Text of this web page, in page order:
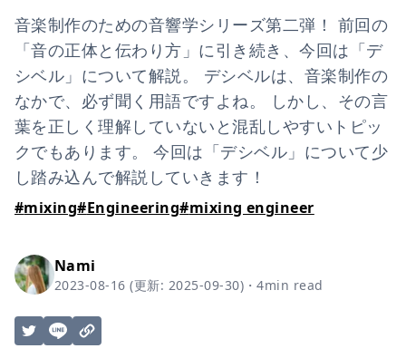
音楽制作のための音響学シリーズ第二弾！ 前回の
「音の正体と伝わり方」に引き続き、今回は「デ
シベル」について解説。 デシベルは、音楽制作の
なかで、必ず聞く用語ですよね。 しかし、その言
葉を正しく理解していないと混乱しやすいトピッ
クでもあります。 今回は「デシベル」について少
し踏み込んで解説していきます！
#mixing#Engineering#mixing engineer
Nami
2023-08-16 (更新: 2025-09-30) ・4min read